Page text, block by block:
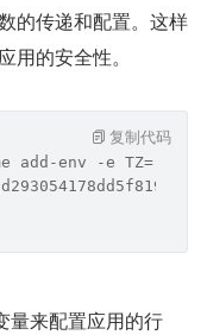
的传递和配置。这样
用的安全性。
add-env -e
复制代码
量来配置应用的行